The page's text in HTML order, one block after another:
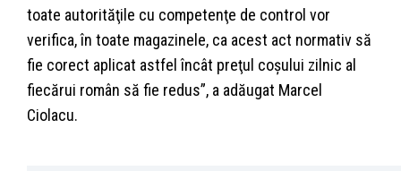
toate autorităţile cu competenţe de control vor
verifica, în toate magazinele, ca acest act normativ să
fie corect aplicat astfel încât preţul coşului zilnic al
fiecărui român să fie redus”, a adăugat Marcel
Ciolacu.